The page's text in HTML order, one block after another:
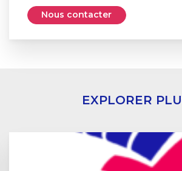
Nous contacter
EXPLORER